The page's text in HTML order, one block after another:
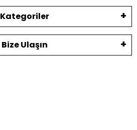
Kategoriler
Bize Ulaşın